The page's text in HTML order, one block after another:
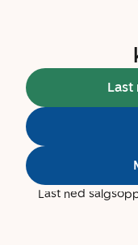
Last
Last ned